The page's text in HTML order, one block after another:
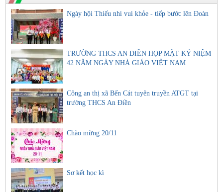
Ngày hội Thiếu nhi vui khỏe - tiếp bước lên Đoàn
TRƯỜNG THCS AN ĐIỀN HỌP MẶT KỶ NIỆM
42 NĂM NGÀY NHÀ GIÁO VIỆT NAM
Công an thị xã Bến Cát tuyên truyền ATGT tại
trường THCS An Điền
Chào mừng 20/11
Sơ kết học kì